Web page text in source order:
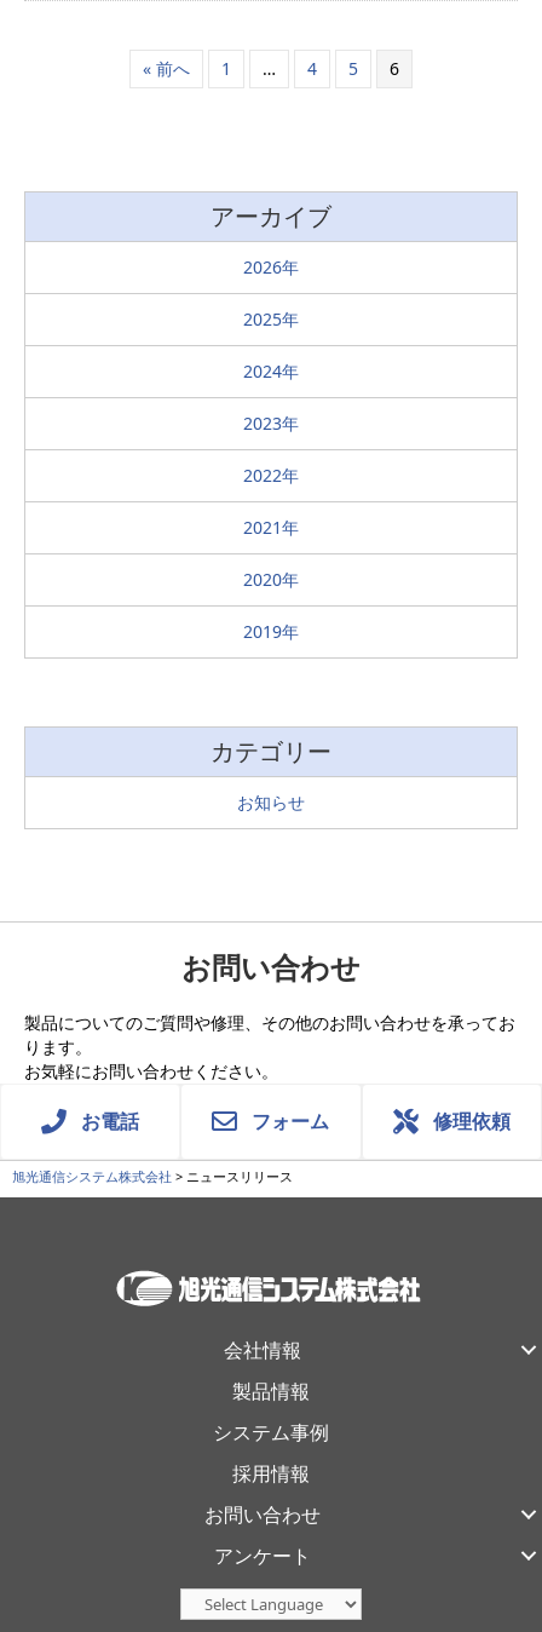
« 前へ 1 … 4 5 6
アーカイブ
2026
2025
2024
2023
2022
2021
2020
2019
カテゴリー
お知らせ
お問い合わせ
製品についてのご質問や修理、その他のお問い合わせを承ってお
ります。
お気軽にお問い合わせください。
お電話 フォーム 修理依頼
旭光通信システム株式会社 > ニュースリリース
会社情報
製品情報
システム事例
採用情報
お問い合わせ
アンケート